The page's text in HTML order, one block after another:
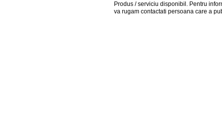
Produs / serviciu disponibil . Pentru
va rugam contactati persoana care a